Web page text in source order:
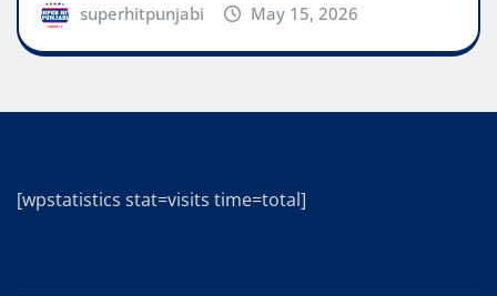
superhitpunjabi May 15, 2026
[wpstatistics stat=visits time=total]